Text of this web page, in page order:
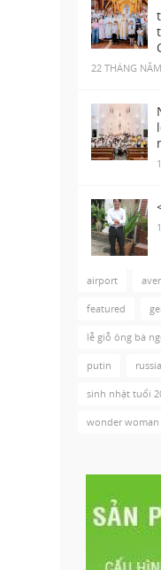
22 THÁNG
airport
featured
lễ giỗ ông bà
putin russia
sinh nhật tuổi
wonder woman